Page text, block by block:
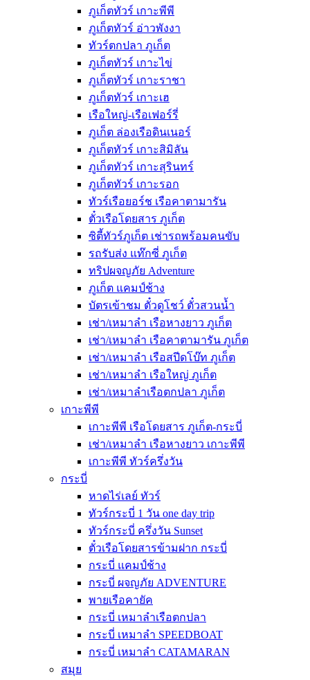
ภูเก็ตทัวร์ เกาะพีพี
ภูเก็ตทัวร์ อ่าวพังงา
ทัวร์ตกปลา ภูเก็ต
ภูเก็ตทัวร์ เกาะไข่
ภูเก็ตทัวร์ เกาะราชา
ภูเก็ตทัวร์ เกาะเฮ
เรือใหญ่-เรือเฟอร์รี่
ภูเก็ต ล่องเรือดินเนอร์
ภูเก็ตทัวร์ เกาะสิมิลัน
ภูเก็ตทัวร์ เกาะสุรินทร์
ภูเก็ตทัวร์ เกาะรอก
ทัวร์เรือยอร์ช เรือคาตามารัน
ตั๋วเรือโดยสาร ภูเก็ต
ซิตี้ทัวร์ภูเก็ต เช่ารถพร้อมคนขับ
รถรับส่ง แท๊กซี่ ภูเก็ต
ทริปผจญภัย Adventure
ภูเก็ต แคมป์ช้าง
บัตรเข้าชม ตั๋วดูโชว์ ตั๋วสวนน้ำ
เช่า/เหมาลำ เรือหางยาว ภูเก็ต
เช่า/เหมาลำ เรือคาตามารัน ภูเก็ต
เช่า/เหมาลำ เรือสปีดโบ๊ท ภูเก็ต
เช่า/เหมาลำ เรือใหญ่ ภูเก็ต
เช่า/เหมาลำเรือตกปลา ภูเก็ต
เกาะพีพี
เกาะพีพี เรือโดยสาร ภูเก็ต-กระบี่
เช่า/เหมาลำ เรือหางยาว เกาะพีพี
เกาะพีพี ทัวร์ครึ่งวัน
กระบี่
หาดไร่เลย์ ทัวร์
ทัวร์กระบี่ 1 วัน one day trip
ทัวร์กระบี่ ครึ่งวัน Sunset
ตั๋วเรือโดยสารข้ามฝาก กระบี่
กระบี่ แคมป์ช้าง
กระบี่ ผจญภัย ADVENTURE
พายเรือคายัค
กระบี่ เหมาลำเรือตกปลา
กระบี่ เหมาลำ SPEEDBOAT
กระบี่ เหมาลำ CATAMARAN
สมุย